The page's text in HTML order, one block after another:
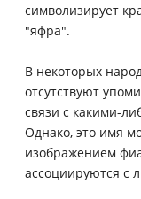
символизирует
"яфра".
В некоторых
отсутствуют
связи с какими-
Однако, это имя
изображением
ассоциируются с